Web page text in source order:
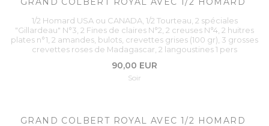
1/2 Homard USA ou CANADA, 1/2 Tourteau, 2 spéciales
"Gillardeau" N°3, 2 Fines de claires N°2, 2 creuses N°4, 2 huitres
plates n°1, 2 amandes, bulots, crevettes grises (100 gr), 3 grosses
crevettes roses de Madagascar, 2 langoustines 1 pers
90,00 EUR
Soir
GRAND COLBERT ROYAL AVEC 1/2 HOMARD